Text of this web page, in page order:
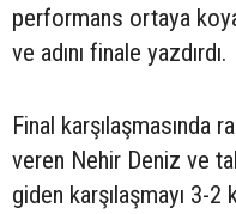
performans ortaya
ve adını finale yazdırdı.
Final karşılaşmasında
veren Nehir Deniz ve
giden karşılaşmayı 3-